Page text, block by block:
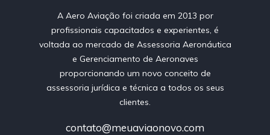
A Aero Aviação foi criada em 2013 por
profissionais capacitados e experientes, é
voltada ao mercado de Assessoria Aeronáutica
e Gerenciamento de Aeronaves
proporcionando um novo conceito de
assessoria jurídica e técnica a todos os seus
clientes.
contato@meuaviaonovo.com